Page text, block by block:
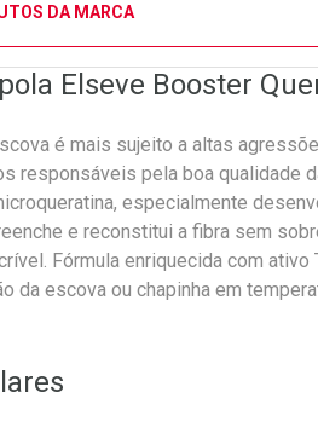
DA MARCA
Elseve Booster
é mais sujeito a altas
responsáveis pela boa qualidade
especialmente
e reconstitui a fibra sem
Fórmula enriquecida com
da escova ou chapinha em